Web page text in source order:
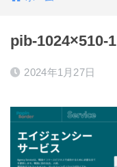
pib-1024×510-1
2024年1月27日